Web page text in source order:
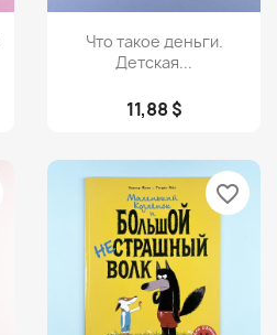
Просмотр
Что такое деньги.
Детская...
11,88 $
favorite_border